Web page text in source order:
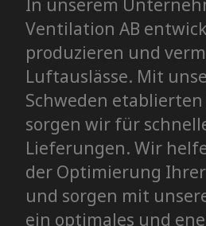
Ventilation AB
produzieren und
Luftauslässe. Mit
Schweden
sorgen wir für
Lieferungen. Wir
der Optimierung
und sorgen mit
ein optimales und